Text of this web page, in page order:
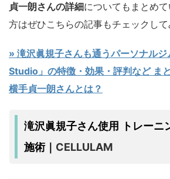
貞一朗さんの詳細についてもまとめ
方はぜひこちらの記事もチェックして
» 滝沢眞規子さんも通うパーソナル
Studio」の特徴・効果・評判など ま
横手貞一朗さんとは？
滝沢眞規子さん使用 トレーニ
施術｜ CELLULAM